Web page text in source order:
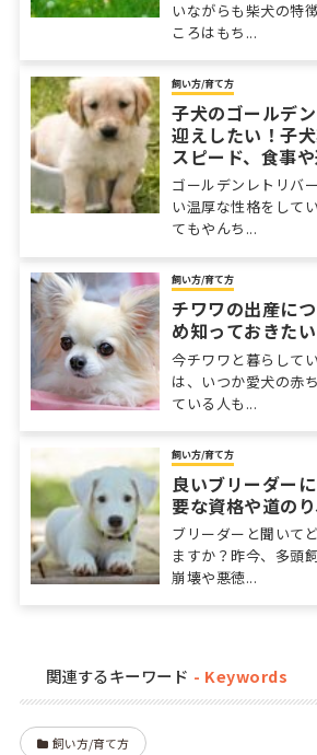
いながらも柴犬の特
ころはもち...
飼い方/育て方
子犬のゴールデ
迎えしたい！子
スピード、食事
ゴールデンレトリバ
い温厚な性格をして
てもやんち...
飼い方/育て方
チワワの出産に
め知っておきた
今チワワと暮らして
は、いつか愛犬の赤
ている人も...
飼い方/育て方
良いブリーダー
要な資格や道の
ブリーダーと聞いて
ますか？昨今、多頭
崩壊や悪徳...
関連するキーワード
飼い方/育て方